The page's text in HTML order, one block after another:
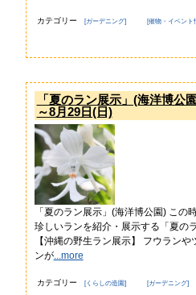
カテゴリー [ガーデニング] [催物・イベント
「夏のラン展示」(海洋博公
～8月29日(日)
「夏のラン展示」(海洋博公園) この
珍しいランを紹介・展示する「夏の
【沖縄の野生ラン展示】 フウラン
ンが...more
カテゴリー [くらしの造園] [ガーデニング]